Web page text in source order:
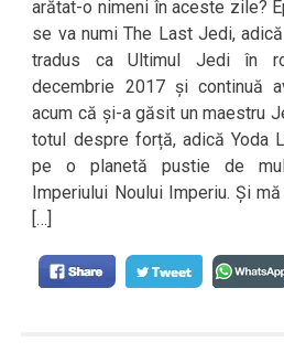
arătat-o nimeni în aceste zile?
se va numi The Last Jedi,
tradus ca Ultimul Jedi în
decembrie 2017 și continuă
acum că și-a găsit un maestru
totul despre forță, adică Yoda
pe o planetă pustie de
Imperiului Noului Imperiu. Și
[…]